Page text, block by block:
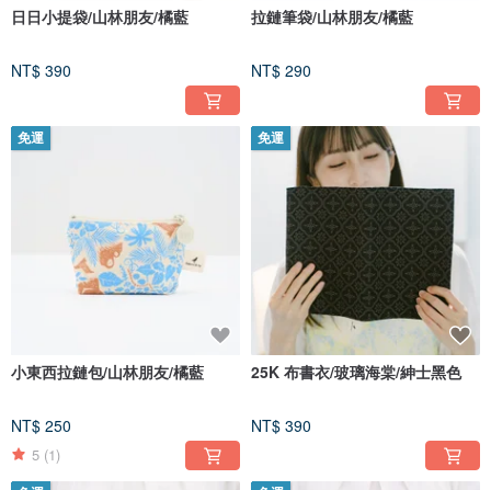
日日小提袋/山林朋友/橘藍
NT$ 390
拉鏈筆袋/山林朋友/橘藍
NT$ 290
免運
小東西拉鏈包/山林朋友/橘藍
NT$ 250
5 (1)
免運
25K 布書衣/玻璃海棠/紳士黑色
NT$ 390